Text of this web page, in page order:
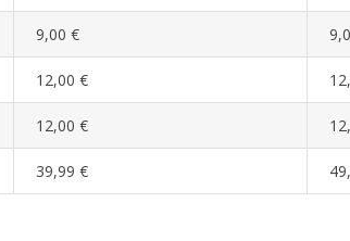
9,00 €
12,00 €
12,00 €
39,99 €